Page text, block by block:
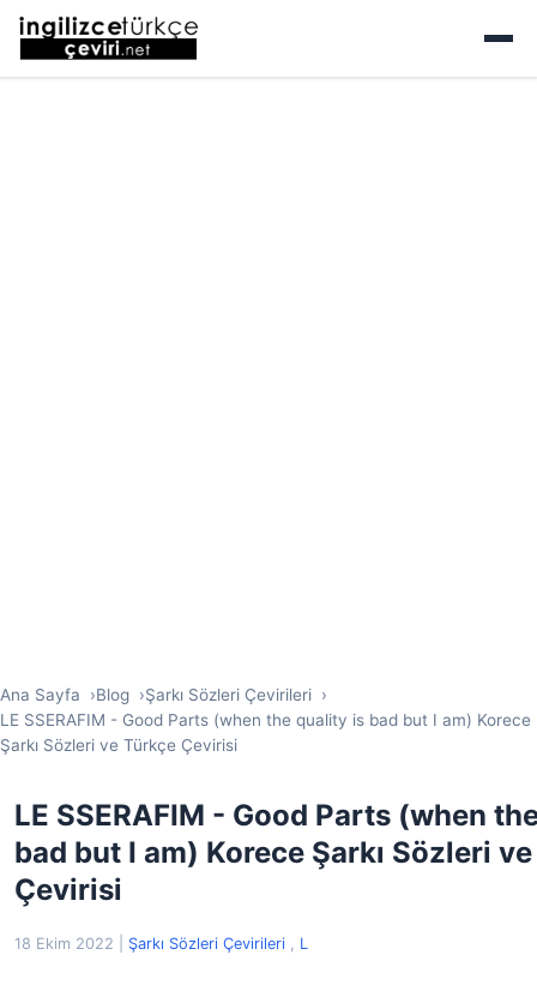
Ana Sayfa Blog
Şarkı Sözleri Çevirileri
LE SSERAFIM - Good Parts (when the quality is bad but I am) Korece
Şarkı Sözleri ve Türkçe Çevirisi
LE SSERAFIM - Good Parts (when
bad but I am) Korece Şarkı Sözleri
Çevirisi
18 Ekim 2022 Şarkı Sözleri Çevirileri , L